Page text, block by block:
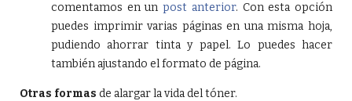
comentamos en unpost anterior. Con esta opción
puedes imprimir varias páginas en una misma hoja,
pudiendo ahorrar tinta y papel. Lo puedes hacer
también ajustando el formato de página.
Otras formas de alargar la vida del tóner.